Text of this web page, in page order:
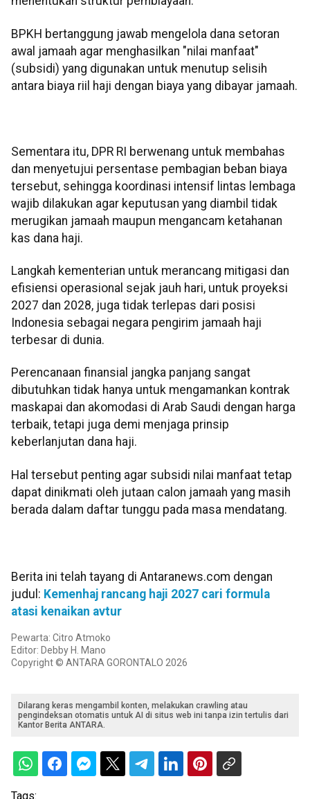
BPKH bertanggung jawab mengelola dana setoran
awal jamaah agar menghasilkan "nilai manfaat"
(subsidi) yang digunakan untuk menutup selisih
antara biaya riil haji dengan biaya yang dibayar jamaah.
Sementara itu, DPR RI berwenang untuk membahas
dan menyetujui persentase pembagian beban biaya
tersebut, sehingga koordinasi intensif lintas lembaga
wajib dilakukan agar keputusan yang diambil tidak
merugikan jamaah maupun mengancam ketahanan
kas dana haji.
​Langkah kementerian untuk merancang mitigasi dan
efisiensi operasional sejak jauh hari, untuk proyeksi
2027 dan 2028, juga tidak terlepas dari posisi
Indonesia sebagai negara pengirim jamaah haji
terbesar di dunia.
Perencanaan finansial jangka panjang sangat
dibutuhkan tidak hanya untuk mengamankan kontrak
maskapai dan akomodasi di Arab Saudi dengan harga
terbaik, tetapi juga demi menjaga prinsip
keberlanjutan dana haji.
Hal tersebut penting agar subsidi nilai manfaat tetap
dapat dinikmati oleh jutaan calon jamaah yang masih
berada dalam daftar tunggu pada masa mendatang.
Berita ini telah tayang di Antaranews.com dengan
judul: Kemenhaj rancang haji 2027 cari formula
atasi kenaikan avtur
Pewarta: Citro Atmoko
Editor: Debby H. Mano
Copyright © ANTARA GORONTALO 2026
Dilarang keras mengambil konten, melakukan crawling atau
pengindeksan otomatis untuk AI di situs web ini tanpa izin tertulis dari
Kantor Berita ANTARA.
Tags: